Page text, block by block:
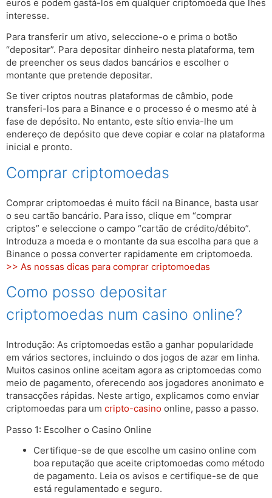
euros e podem gastá-los em qualquer criptomoeda que lhes
interesse.
Para transferir um ativo, seleccione-o e prima o botão
“depositar”. Para depositar dinheiro nesta plataforma, tem
de preencher os seus dados bancários e escolher o
montante que pretende depositar.
Se tiver criptos noutras plataformas de câmbio, pode
transferi-los para a Binance e o processo é o mesmo até à
fase de depósito. No entanto, este sítio envia-lhe um
endereço de depósito que deve copiar e colar na plataforma
inicial e pronto.
Comprar criptomoedas
Comprar criptomoedas é muito fácil na Binance, basta usar
o seu cartão bancário. Para isso, clique em “comprar
criptos” e seleccione o campo “cartão de crédito/débito”.
Introduza a moeda e o montante da sua escolha para que a
Binance o possa converter rapidamente em criptomoeda.
>> As nossas dicas para comprar criptomoedas
Como posso depositar
criptomoedas num casino online?
Introdução: As criptomoedas estão a ganhar popularidade
em vários sectores, incluindo o dos jogos de azar em linha.
Muitos casinos online aceitam agora as criptomoedas como
meio de pagamento, oferecendo aos jogadores anonimato e
transacções rápidas. Neste artigo, explicamos como enviar
criptomoedas para um cripto-casino online, passo a passo.
Passo 1: Escolher o Casino Online
Certifique-se de que escolhe um casino online com
boa reputação que aceite criptomoedas como método
de pagamento. Leia os avisos e certifique-se de que
está regulamentado e seguro.